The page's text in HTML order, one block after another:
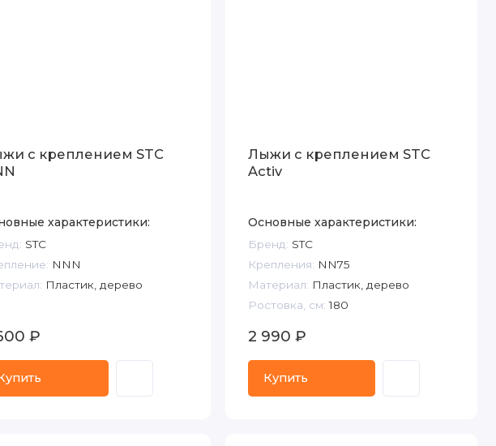
с креплением STC
характеристики:
STC
NNN
Пластик, дерево
₽
Лыжи с креплением STC
Activ
Основные характеристики:
Бренд: STC
Крепления: NN75
Материал: Пластик, дерево
Ростовка, см: 180
2 990 ₽
Купить